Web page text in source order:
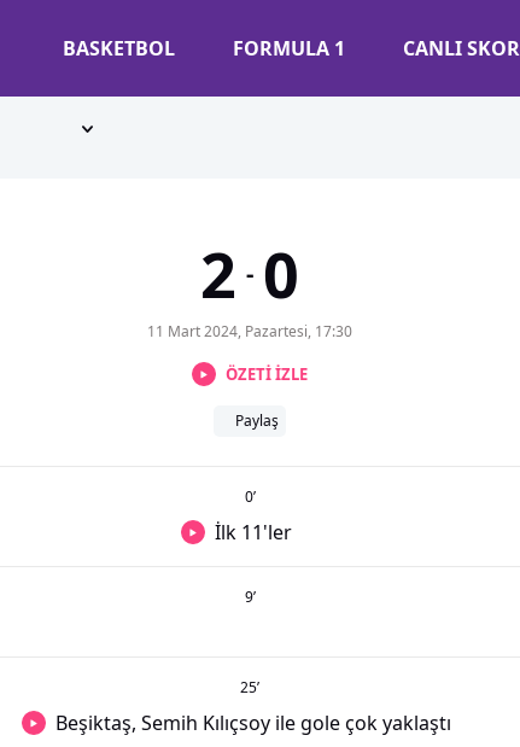
BASKETBOL FORMULA 1 CANLI SKOR
2 - 0
11 Mart 2024, Pazartesi, 17:30
ÖZETİ İZLE
Paylaş
0’
İlk 11'ler
9’
25’
Beşiktaş, Semih Kılıçsoy ile gole çok yaklaştı